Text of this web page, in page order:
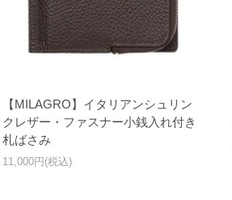
【MILAGRO】イタリアンシュリン
クレザー・ファスナー小銭入れ付き
札ばさみ
11,000円(税込)